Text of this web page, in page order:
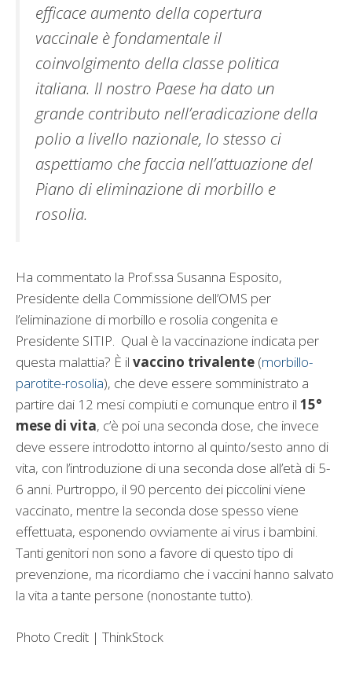
efficace aumento della copertura
vaccinale è fondamentale il
coinvolgimento della classe politica
italiana. Il nostro Paese ha dato un
grande contributo nell’eradicazione della
polio a livello nazionale, lo stesso ci
aspettiamo che faccia nell’attuazione del
Piano di eliminazione di morbillo e
rosolia.
Ha commentato la Prof.ssa Susanna Esposito,
Presidente della Commissione dell’OMS per
l’eliminazione di morbillo e rosolia congenita e
Presidente SITIP. Qual è la vaccinazione indicata per
questa malattia? È il vaccino trivalente (morbillo-
parotite-rosolia), che deve essere somministrato a
partire dai 12 mesi compiuti e comunque entro il 15°
mese di vita, c’è poi una seconda dose, che invece
deve essere introdotto intorno al quinto/sesto anno di
vita, con l’introduzione di una seconda dose all’età di 5-
6 anni. Purtroppo, il 90 percento dei piccolini viene
vaccinato, mentre la seconda dose spesso viene
effettuata, esponendo ovviamente ai virus i bambini.
Tanti genitori non sono a favore di questo tipo di
prevenzione, ma ricordiamo che i vaccini hanno salvato
la vita a tante persone (nonostante tutto).
Photo Credit | ThinkStock